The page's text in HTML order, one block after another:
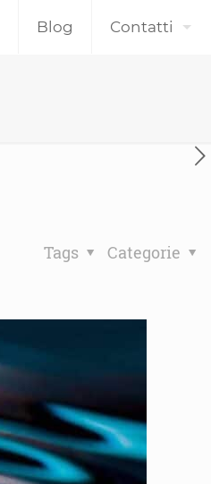
Blog Contatti
Categorie
Tags